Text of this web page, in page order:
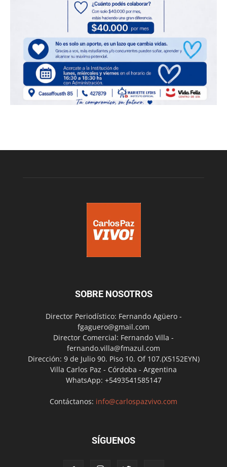
SOBRE NOSOTROS
Director Periodístico: Fernando Agüero -
fgaguero@gmail.com
Director Comercial: Fernando Villa -
fernando.villa@fmazul.com
Dirección: 9 de Julio 90. Piso 10. Of 107.(X5152EYN)
Villa Carlos Paz - Córdoba - Argentina
WhatsApp: +5493541585147
Contáctanos: info@carlospazvivo.com
SÍGUENOS